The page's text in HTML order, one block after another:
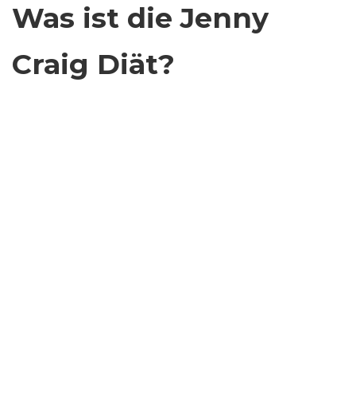
Was ist die Jenny
Craig Diät?